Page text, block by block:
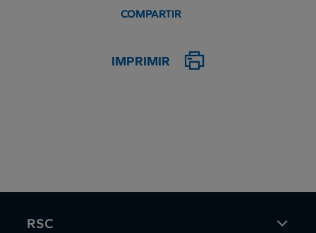
COMPARTIR
IMPRIMIR
RSC